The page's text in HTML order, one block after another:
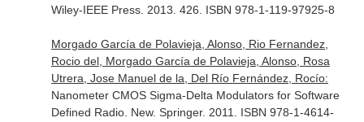
Wiley-IEEE Press. 2013. 426. ISBN 978-1-119-97925-8
Morgado García de Polavieja, Alonso, Rio Fernandez,
Rocio del, Morgado García de Polavieja, Alonso, Rosa
Utrera, Jose Manuel de la, Del Río Fernández, Rocío:
Nanometer CMOS Sigma-Delta Modulators for Software
Defined Radio. New. Springer. 2011. ISBN 978-1-4614-